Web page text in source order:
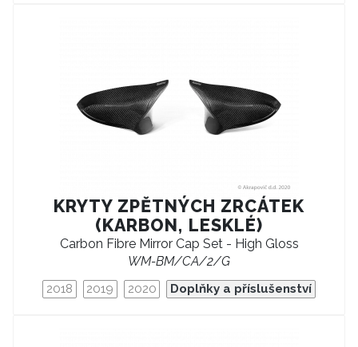
KRYTY ZPĚTNÝCH ZRCÁTEK
(KARBON, LESKLÉ)
Carbon Fibre Mirror Cap Set - High Gloss
WM-BM/CA/2/G
2018 2019 2020 Doplňky a příslušenství